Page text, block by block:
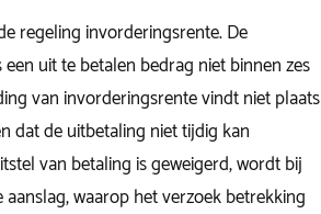
regeling invorderingsrente. De
uit te betalen bedrag niet binnen zes
van invorderingsrente vindt niet plaats
dat de uitbetaling niet tijdig kan
van betaling is geweigerd, wordt bij
waarop het verzoek betrekking